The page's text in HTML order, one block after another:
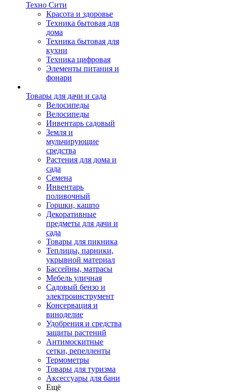
Техно Сити
Красота и здоровье
Техника бытовая для
дома
Техника бытовая для
кухни
Техника цифровая
Элементы питания и
фонари
Товары для дачи и сада
Велосипеды
Велосипеды
Инвентарь садовый
Земля и
мульчирующие
средства
Растения для дома и
сада
Семена
Инвентарь
поливочный
Горшки, кашпо
Декоративные
предметы для дачи и
сада
Товары для пикника
Теплицы, парники,
укрывной материал
Бассейны, матрасы
Мебель уличная
Садовый бензо и
электроинструмент
Консервация и
виноделие
Удобрения и средства
защиты растений
Антимоскитные
сетки, репелленты
Термометры
Товары для туризма
Аксессуары для бани
Ещё